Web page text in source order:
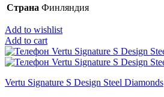
Страна Финляндия
Add to wishlist
Add to cart
Vertu Signature S Design Steel Diamonds